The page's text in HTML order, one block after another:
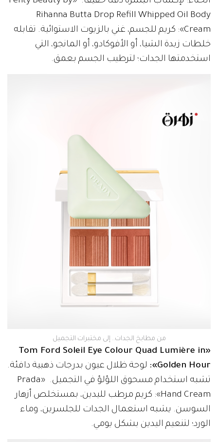
Rihanna Butta Drop Refill Whipped Oil Body
Cream»: كريم للجسم، غني بالزيوت الاستوائية. تقابله
خلطات زبدة الشيا، أو الأفوكادو، أو المانجو، التي
استخدمتها الجدات؛ لترطيب الجسم بعمق.
من مطابخ الجدات.. إلى مختبرات التجميل
«Tom Ford Soleil Eye Colour Quad Lumière in
Golden Hour»:
لوحة ظلال عيون بدرجات ذهبية دافئة.
تشبه استخدام مسحوق اللؤلؤ في التجميل. «Prada
Hand Cream»: كريم مرطب لليدين، بمستخلص أزهار
السوسن. يشبه استعمال الجدات للجلسرين، وماء
الورد؛ لتنعيم اليدين بشكل يومي.